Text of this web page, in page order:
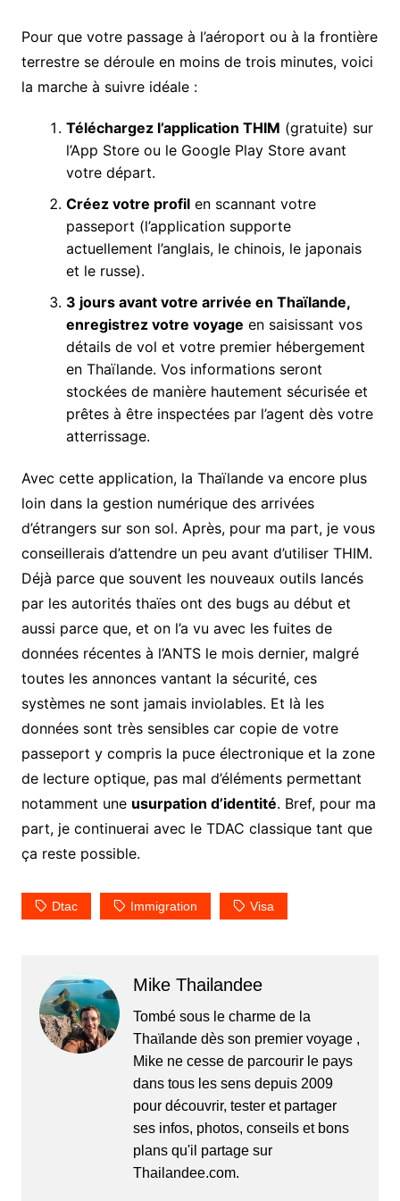
Pour que votre passage à l’aéroport ou à la frontière
terrestre se déroule en moins de trois minutes, voici
la marche à suivre idéale :
Téléchargez l’application THIM (gratuite) sur
l’App Store ou le Google Play Store avant
votre départ.
Créez votre profilen scannant votre
passeport (l’application supporte
actuellement l’anglais, le chinois, le japonais
et le russe).
3 jours avant votre arrivée en Thaïlande,
enregistrez votre voyage en saisissant vos
détails de vol et votre premier hébergement
en Thaïlande. Vos informations seront
stockées de manière hautement sécurisée et
prêtes à être inspectées par l’agent dès votre
atterrissage.
Avec cette application, la Thaïlande va encore plus
loin dans la gestion numérique des arrivées
d’étrangers sur son sol. Après, pour ma part, je vous
conseillerais d’attendre un peu avant d’utiliser THIM.
Déjà parce que souvent les nouveaux outils lancés
par les autorités thaïes ont des bugs au début et
aussi parce que, et on l’a vu avec les fuites de
données récentes à l’ANTS le mois dernier, malgré
toutes les annonces vantant la sécurité, ces
systèmes ne sont jamais inviolables. Et là les
données sont très sensibles car copie de votre
passeport y compris la puce électronique et la zone
de lecture optique, pas mal d’éléments permettant
notamment une usurpation d’identité. Bref, pour ma
part, je continuerai avec le TDAC classique tant que
ça reste possible.
Dtac Immigration Visa
Mike Thailandee
Tombé sous le charme de la
Thaïlande dès son premier voyage ,
Mike ne cesse de parcourir le pays
dans tous les sens depuis 2009
pour découvrir, tester et partager
ses infos, photos, conseils et bons
plans qu'il partage sur
Thailandee.com.